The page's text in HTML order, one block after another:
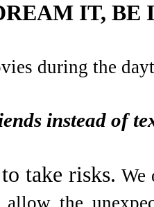
IT, BE
during the
instead of
take risks. We